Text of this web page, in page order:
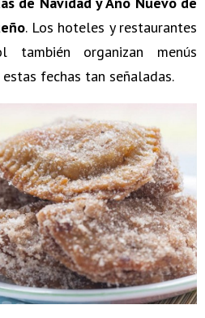
. Los hoteles y restaurantes
organizan menús
fechas tan señaladas.